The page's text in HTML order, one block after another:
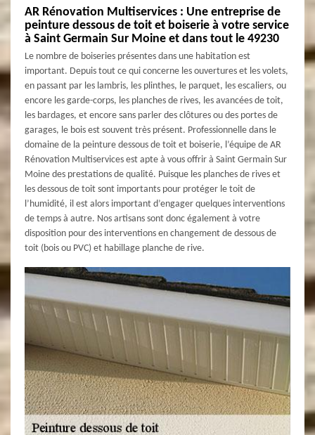
AR Rénovation Multiservices : Une entreprise de
peinture dessous de toit et boiserie à votre service
à Saint Germain Sur Moine et dans tout le 49230
Le nombre de boiseries présentes dans une habitation est
important. Depuis tout ce qui concerne les ouvertures et les volets,
en passant par les lambris, les plinthes, le parquet, les escaliers, ou
encore les garde-corps, les planches de rives, les avancées de toit,
les bardages, et encore sans parler des clôtures ou des portes de
garages, le bois est souvent très présent. Professionnelle dans le
domaine de la peinture dessous de toit et boiserie, l’équipe de AR
Rénovation Multiservices est apte à vous offrir à Saint Germain Sur
Moine des prestations de qualité. Puisque les planches de rives et
les dessous de toit sont importants pour protéger le toit de
l’humidité, il est alors important d’engager quelques interventions
de temps à autre. Nos artisans sont donc également à votre
disposition pour des interventions en changement de dessous de
toit (bois ou PVC) et habillage planche de rive.